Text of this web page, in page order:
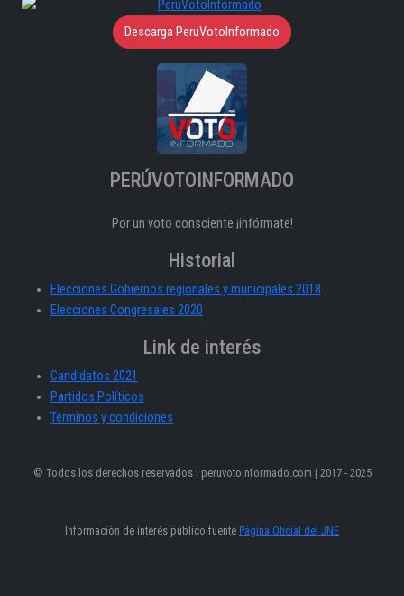
Descarga PeruVotoInformado
PERÚVOTOINFORMADO
Por un voto consciente ¡infórmate!
Historial
Elecciones Gobiernos regionales y municipales 2018
Elecciones Congresales 2020
Link de interés
Candidatos 2021
Partidos Políticos
Términos y condiciones
© Todos los derechos reservados | peruvotoinformado.com | 2017 - 2025
Información de interés público fuente Página Oficial del JNE